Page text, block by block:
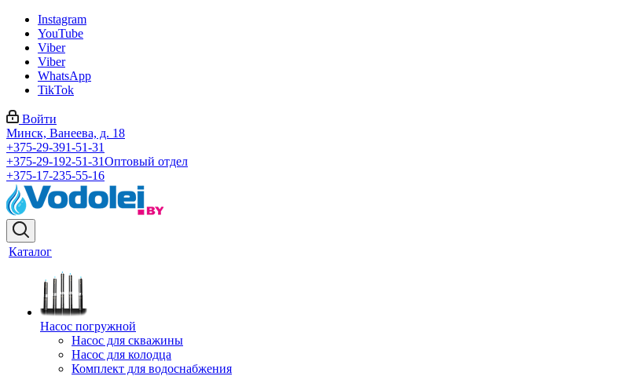
Instagram
YouTube
Viber
Viber
WhatsApp
TikTok
Войти
Минск, Ванеева, д. 18
+375-29-391-51-31
+375-29-192-51-31Оптовый отдел
+375-17-235-55-16
Каталог
Насос погружной
Насос для скважины
Насос для колодца
Комплект для водоснабжения